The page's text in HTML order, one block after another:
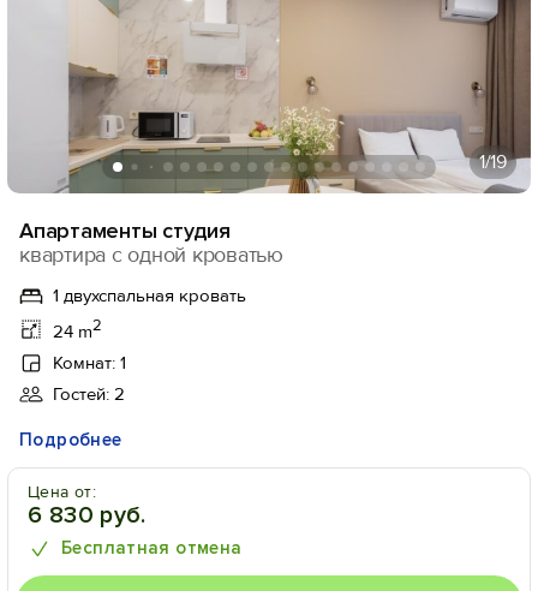
1/19
Апартаменты студия
квартира с одной кроватью
1 двухспальная кровать
24 m2
Комнат: 1
Гостей: 2
Подробнее
Цена от:
6 830 руб.
Бесплатная отмена